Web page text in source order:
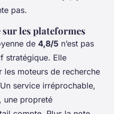
pas.
sur les plateformes
de 4,8/5 n’est pas
stratégique. Elle
moteurs de recherche
service irréprochable,
une propreté